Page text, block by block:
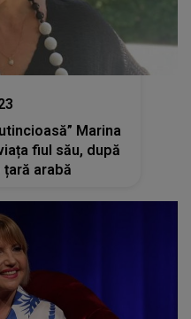
Marina
fiul său, după
arabă